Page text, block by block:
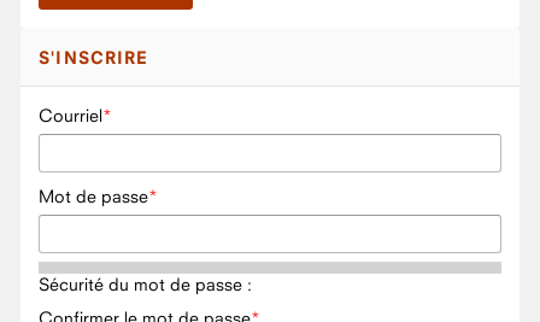
S'INSCRIRE
Courriel
Mot de passe
Sécurité du mot de passe :
Confirmer le mot de passe